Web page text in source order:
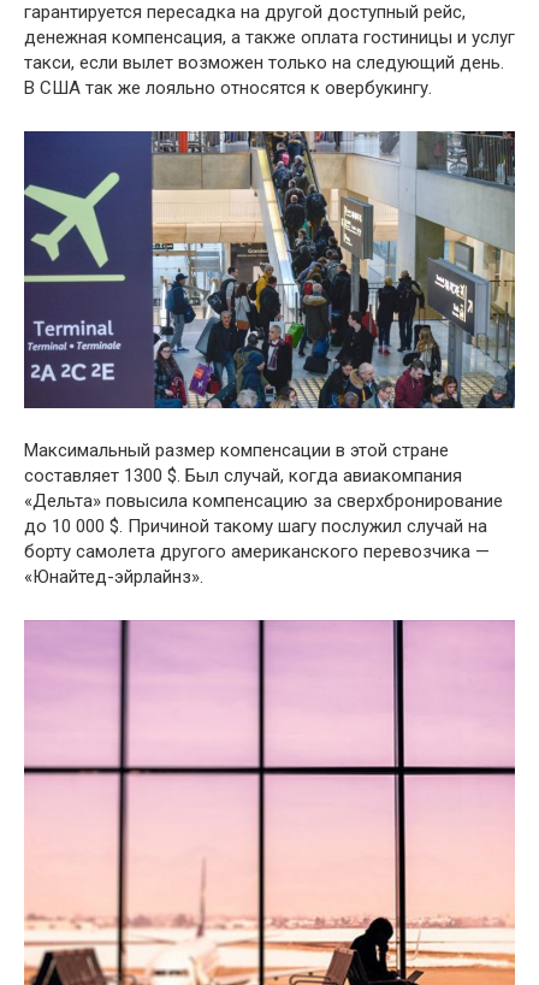
гарантируется пересадка на другой доступный рейс,
денежная компенсация, а также оплата гостиницы и услуг
такси, если вылет возможен только на следующий день.
В США так же лояльно относятся к овербукингу.
Максимальный размер компенсации в этой стране
составляет 1300 $. Был случай, когда авиакомпания
«Дельта» повысила компенсацию за сверхбронирование
до 10 000 $. Причиной такому шагу послужил случай на
борту самолета другого американского перевозчика —
«Юнайтед-эйрлайнз».